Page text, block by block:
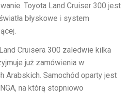
Toyota Land Cruiser 300 jest
błyskowe i system
Cruisera 300 zaledwie kilka
już zamówienia w
Arabskich. Samochód oparty jest
na którą stopniowo